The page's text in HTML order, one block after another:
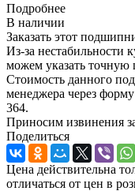
Подробнее
В наличии
Заказать этот
Из-за нестабильности
можем указать точную
Стоимость данного
менеджера через
364.
Приносим извинения
Поделиться
Цена действительна
отличаться от цен в